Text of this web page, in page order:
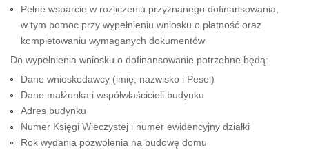
Pełne wsparcie w rozliczeniu przyznanego dofinansowania,
w tym pomoc przy wypełnieniu wniosku o płatność oraz
kompletowaniu wymaganych dokumentów
Do wypełnienia wniosku o dofinansowanie potrzebne będą:
Dane wnioskodawcy (imię, nazwisko i Pesel)
Dane małżonka i współwłaścicieli budynku
Adres budynku
Numer Księgi Wieczystej i numer ewidencyjny działki
Rok wydania pozwolenia na budowę domu